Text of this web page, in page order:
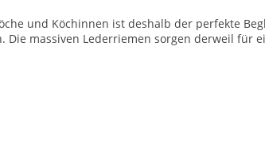
und Köchinnen ist deshalb der perfekte
massiven Lederriemen sorgen derweil für